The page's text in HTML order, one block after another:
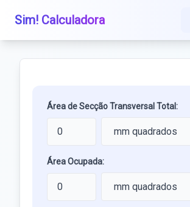
Sim! Calculadora
Área de Secção Transversal Total:
Área Ocupada: